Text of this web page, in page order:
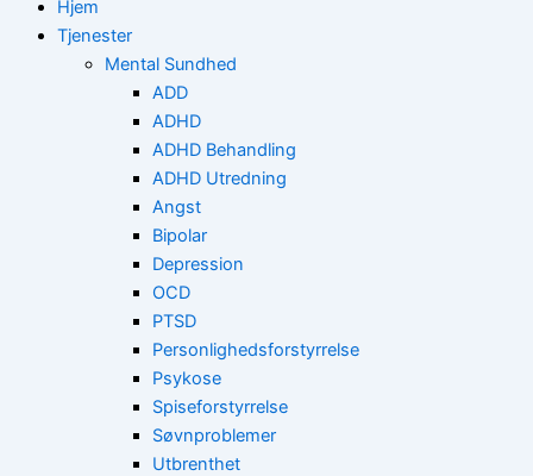
Hjem
Tjenester
Mental Sundhed
ADD
ADHD
ADHD Behandling
ADHD Utredning
Angst
Bipolar
Depression
OCD
PTSD
Personlighedsforstyrrelse
Psykose
Spiseforstyrrelse
Søvnproblemer
Utbrenthet